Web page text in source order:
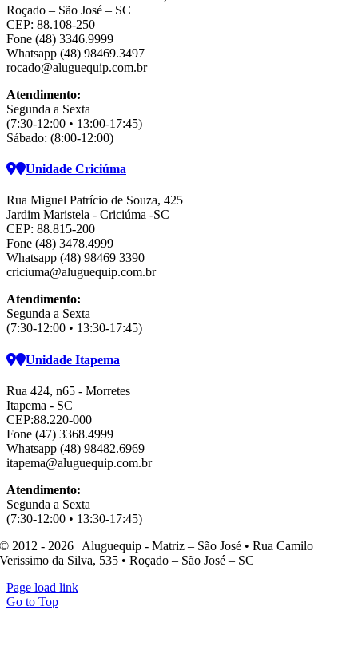
Roçado – São José – SC
CEP: 88.108-250
Fone (48) 3346.9999
Whatsapp (48) 98469.3497
rocado@aluguequip.com.br
Atendimento:
Segunda a Sexta
(7:30-12:00 • 13:00-17:45)
Sábado: (8:00-12:00)
Unidade Criciúma
Rua Miguel Patrício de Souza, 425
Jardim Maristela - Criciúma -SC
CEP: 88.815-200
Fone (48) 3478.4999
Whatsapp (48) 98469 3390
criciuma@aluguequip.com.br
Atendimento:
Segunda a Sexta
(7:30-12:00 • 13:30-17:45)
Unidade Itapema
Rua 424, n65 - Morretes
Itapema - SC
CEP:88.220-000
Fone (47) 3368.4999
Whatsapp (48) 98482.6969
itapema@aluguequip.com.br
Atendimento:
Segunda a Sexta
(7:30-12:00 • 13:30-17:45)
© 2012 - 2026 | Aluguequip - Matriz – São José • Rua Camilo
Verissimo da Silva, 535 • Roçado – São José – SC
Page load link
Go to Top